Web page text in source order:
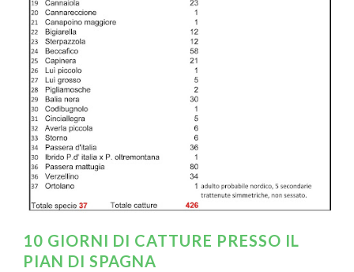
10 GIORNI DI CATTURE PRESSO IL
PIAN DI SPAGNA